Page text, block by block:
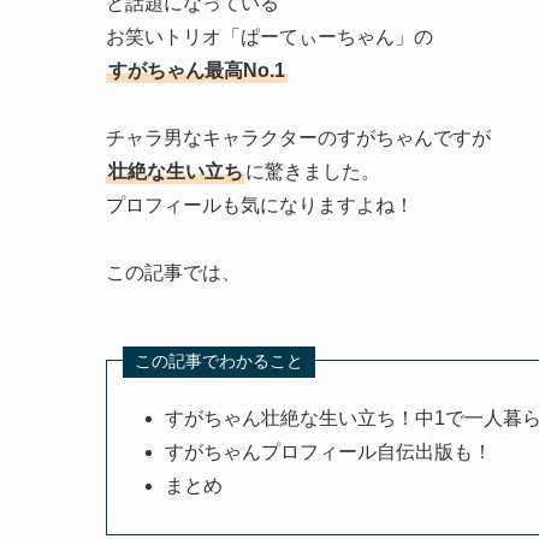
お笑いトリオ「ぱーてぃーちゃん」の
すがちゃん最高No.1
チャラ男なキャラクターのすがちゃんですが
壮絶な生い立ちに驚きました。
プロフィールも気になりますよね！
この記事では、
この記事でわかること
すがちゃん壮絶な生い立ち！中1で一人暮
すがちゃんプロフィール自伝出版も！
まとめ